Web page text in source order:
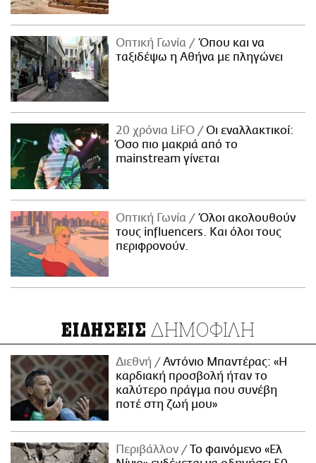
Οπτική Γωνία
Όπου και να
ταξιδέψω η Αθήνα με πληγώνει
20 χρόνια LiFO
Οι εναλλακτικοί:
Όσο πιο μακριά από το
mainstream γίνεται
Οπτική Γωνία
Όλοι ακολουθούν
τους influencers. Και όλοι τους
περιφρονούν.
ΕΙΔΗΣΕΙΣ ΔΗΜΟΦΙΛΗ
Διεθνή
Αντόνιο Μπαντέρας: «Η
καρδιακή προσβολή ήταν το
καλύτερο πράγμα που συνέβη
ποτέ στη ζωή μου»
Περιβάλλον
Το φαινόμενο «Ελ